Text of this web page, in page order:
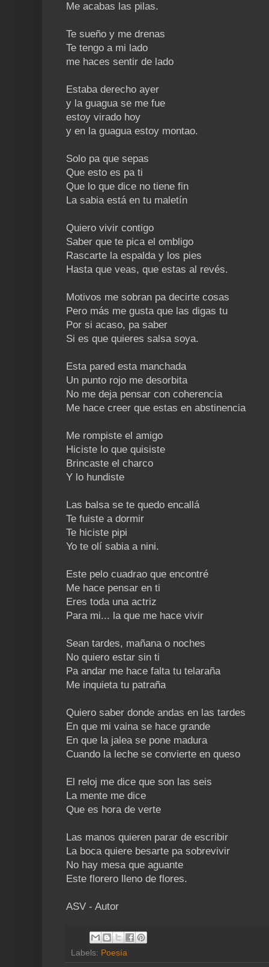
Me acabas las pilas.
Te sueño y me drenas
Te tengo a mi lado
me haces sentir de lado
Estaba derecho ayer
y la guagua se me fue
estoy virado hoy
y en la guagua estoy montao.
Solo pa que sepas
Que esto es pa ti
Que lo que dice no tiene fin
La sabia está en tu maletín
Quiero vivir contigo
Saber que te pica el ombligo
Rascarte la espalda y los pies
Hasta que veas, que estas al revés.
Motivos me sobran pa decirte cosas
Pero más me gusta que las digas tu
Por si acaso, pa saber
Si es que quieres salsa soya.
Esta pared esta manchada
Un punto rojo me desorbita
No me deja pensar con coherencia
Me hace creer que estas en abstinencia
Me rompiste el amigo
Hiciste lo que quisiste
Brincaste el charco
Y lo hundiste
Las balsa se te quedo encallá
Te fuiste a dormir
Te hiciste pipi
Yo te olí sabia a nini.
Este pelo cuadrao que encontré
Me hace pensar en ti
Eres toda una actriz
Para mi... la que me hace vivir
Sean tardes, mañana o noches
No quiero estar sin ti
Pa andar me hace falta tu telaraña
Me inquieta tu patraña
Quiero saber donde andas en las tardes
En que mi vaina se hace grande
En que la jalea se pone madura
Cuando la leche se convierte en queso
El reloj me dice que son las seis
La mente me dice
Que es hora de verte
Las manos quieren parar de escribir
La boca quiere besarte pa sobrevivir
No hay mesa que aguante
Este florero lleno de flores.
ASV - Autor
Labels: Poesía